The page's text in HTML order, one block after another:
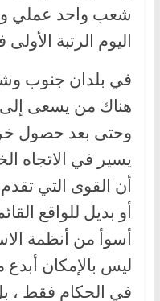
شعب واحد عملي
اليوم الرتبة
في بلدان جنوب
هناك من يسعى إلى
وحتى بعد حصول
يسير في الاتجاه
أن القوى التي
أو بديل للواقع
أسوأ من أنظمة
ليس بالإمكان
في الحكام فقط ،